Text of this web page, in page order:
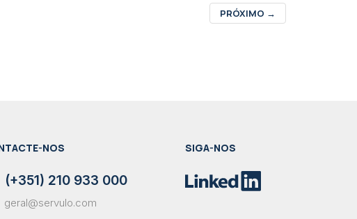
PRÓXIMO →
NOS
(+351) 210 933 000
geral@servulo.com
SIGA-NOS